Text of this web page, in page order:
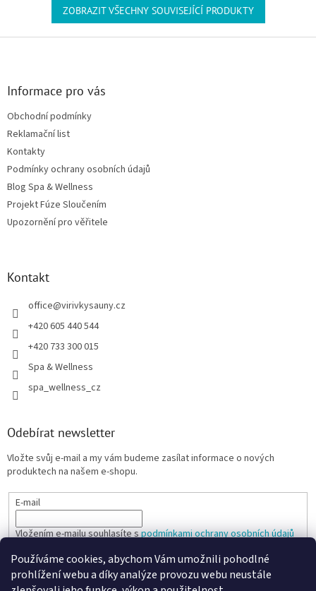
Používáme cookies, abychom Vám umožnili pohodlné
prohlížení webu a díky analýze provozu webu neustále
ZOBRAZIT VŠECHNY SOUVISEJÍCÍ PRODUKTY
Informace pro vás
Obchodní podmínky
Reklamační list
Kontakty
Podmínky ochrany osobních údajů
Blog Spa & Wellness
Projekt Fúze Sloučením
Upozornění pro věřitele
Kontakt
office@virivkysauny.cz
+420 605 440 544
+420 733 300 015
Spa & Wellness
spa_wellness_cz
Odebírat newsletter
Vložte svůj e-mail a my vám budeme zasílat informace o nových
produktech na našem e-shopu.
E-mail
Vložením e-mailu souhlasíte spodmínkami ochrany osobních údajů
PŘIHLÁSIT SE